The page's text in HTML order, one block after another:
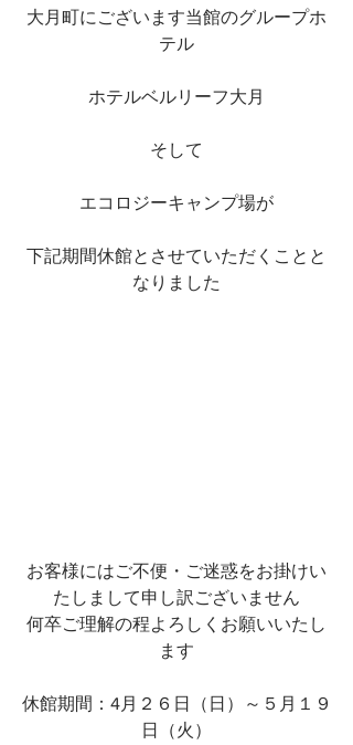
大月町にございます当館のグループホ
テル
ホテルベルリーフ大月
そして
エコロジーキャンプ場が
下記期間休館とさせていただくことと
なりました
お客様にはご不便・ご迷惑をお掛けい
たしまして申し訳ございません
何卒ご理解の程よろしくお願いいたし
ます
休館期間：4月２６日（日）～５月１９
日（火）